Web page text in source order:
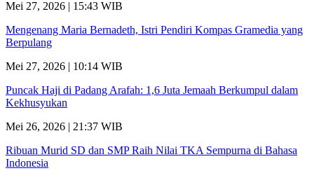
Mei 27, 2026 | 15:43 WIB
Mengenang Maria Bernadeth, Istri Pendiri Kompas Gramedia yang
Berpulang
Mei 27, 2026 | 10:14 WIB
Puncak Haji di Padang Arafah: 1,6 Juta Jemaah Berkumpul dalam
Kekhusyukan
Mei 26, 2026 | 21:37 WIB
Ribuan Murid SD dan SMP Raih Nilai TKA Sempurna di Bahasa
Indonesia